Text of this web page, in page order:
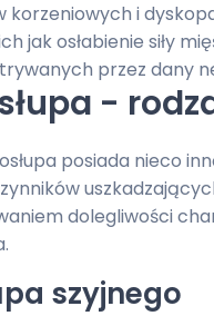
korzeniowych i
jak osłabienie siły
przez dany
-
posiada nieco
dolegliwości
szyjnego